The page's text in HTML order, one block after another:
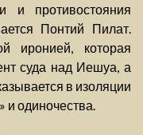
и противостояния
Понтий Пилат.
иронией, которая
суда над Иешуа, а
в изоляции
и одиночества.